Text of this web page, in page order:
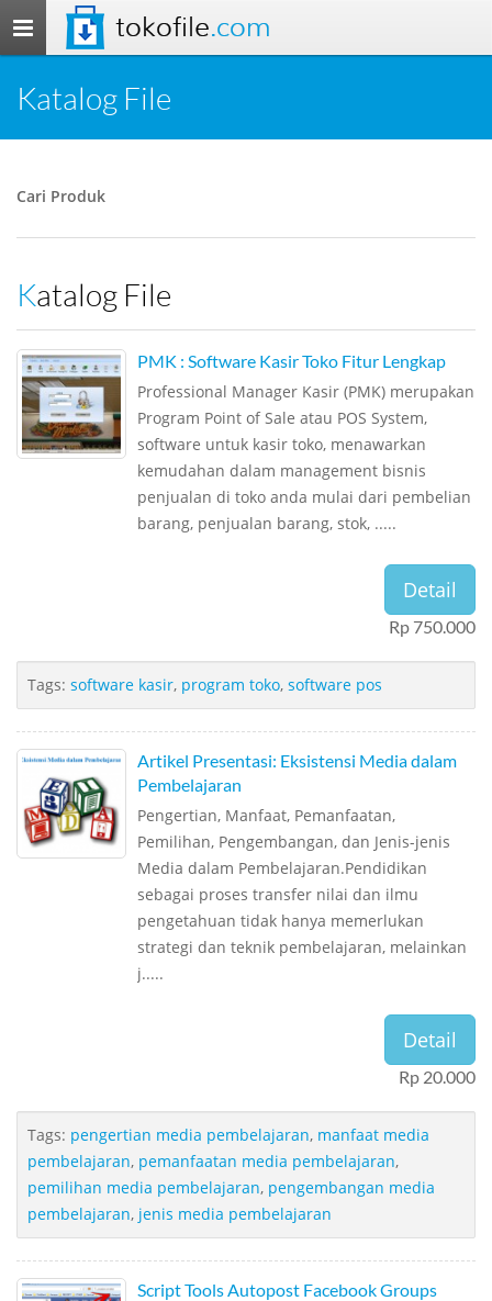
Toggle
navigation
tokofile.com
Katalog File
Cari Produk
Katalog File
PMK : Software Kasir Toko Fitur Lengkap
Professional Manager Kasir (PMK) merupakan
Program Point of Sale atau POS System,
software untuk kasir toko, menawarkan
kemudahan dalam management bisnis
penjualan di toko anda mulai dari pembelian
barang, penjualan barang, stok, .....
Detail
Rp 750.000
Tags: software kasir, program toko, software pos
Artikel Presentasi: Eksistensi Media dalam
Pembelajaran
Pengertian, Manfaat, Pemanfaatan,
Pemilihan, Pengembangan, dan Jenis-jenis
Media dalam Pembelajaran.Pendidikan
sebagai proses transfer nilai dan ilmu
pengetahuan tidak hanya memerlukan
strategi dan teknik pembelajaran, melainkan
j.....
Detail
Rp 20.000
Tags: pengertian media pembelajaran, manfaat media
pembelajaran, pemanfaatan media pembelajaran,
pemilihan media pembelajaran, pengembangan media
pembelajaran, jenis media pembelajaran
Script Tools Autopost Facebook Groups